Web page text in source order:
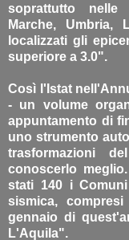
soprattutto nelle
Marche, Umbria,
localizzati gli
superiore a 3.0".
Così l'Istat
- un volume
appuntamento di
uno strumento
trasformazioni
conoscerlo
stati 140 i
sismica,
gennaio di
L'Aquila".